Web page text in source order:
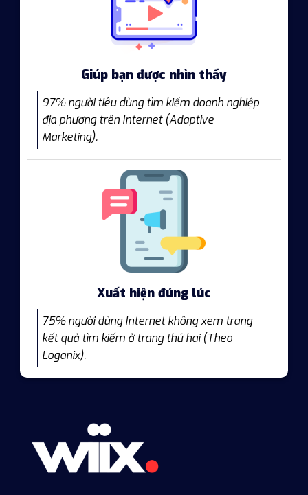
Giúp bạn được nhìn thấy
97% người tiêu dùng tìm kiếm doanh nghiệp
địa phương trên Internet (Adaptive
Marketing).
Xuất hiện đúng lúc
75% người dùng Internet không xem trang
kết quả tìm kiếm ở trang thứ hai (Theo
Loganix).